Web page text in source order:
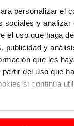
personalizar el
sociales y analizar
el uso que haga
publicidad y
que les
del uso que
si continúa